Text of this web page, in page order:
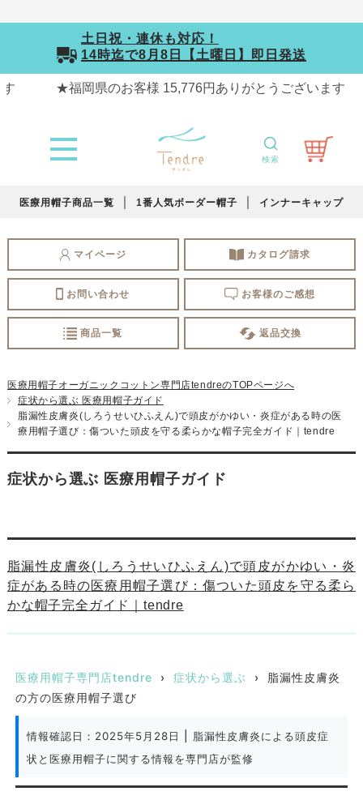
土日祝・連休も対応！
14時迄で8月8日【土曜日】 即日発送
検索
医療用帽子商品一覧 1番人気ボーダー帽子 インナーキャップ
マイページ カタログ請求
お問い合わせ お客様のご感想
商品一覧 返品交換
医療用帽子オーガニックコットン専門店tendreのTOPページへ
症状から選ぶ 医療用帽子ガイド
脂漏性皮膚炎(しろうせいひふえん)で頭皮がかゆい・炎症がある時の医
療用帽子選び：傷ついた頭皮を守る柔らかな帽子完全ガイド｜tendre
症状から選ぶ 医療用帽子ガイド
脂漏性皮膚炎(しろうせいひふえん)で頭皮がかゆい・炎
症がある時の医療用帽子選び：傷ついた頭皮を守る柔ら
かな帽子完全ガイド｜tendre
医療用帽子専門店tendre › 症状から選ぶ ›
脂漏性皮膚炎
の方の医療用帽子選び
情報確認日： 2025年5月28日
| 脂漏性皮膚炎による頭皮症
状と医療用帽子に関する情報を専門店が監修